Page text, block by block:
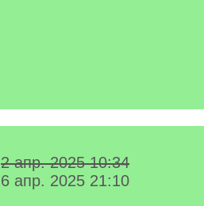
2 апр. 2025 10:34
6 апр. 2025 21:10